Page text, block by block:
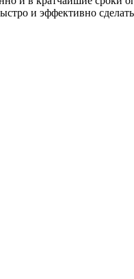
и эффективно